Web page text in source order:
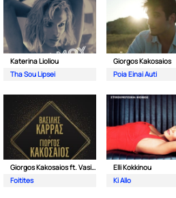
Katerina Lioliou
Tha Sou Lipsei
Giorgos Kakosaios
Poia Einai Auti
Giorgos Kakosaios ft. Vasilis Karras
Foitites
Elli Kokkinou
Ki Allo